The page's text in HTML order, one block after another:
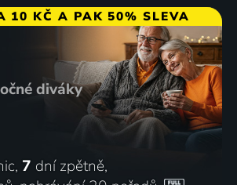
10 KČ A PAK 50% SLEVA
diváky
7 dní zpětně,